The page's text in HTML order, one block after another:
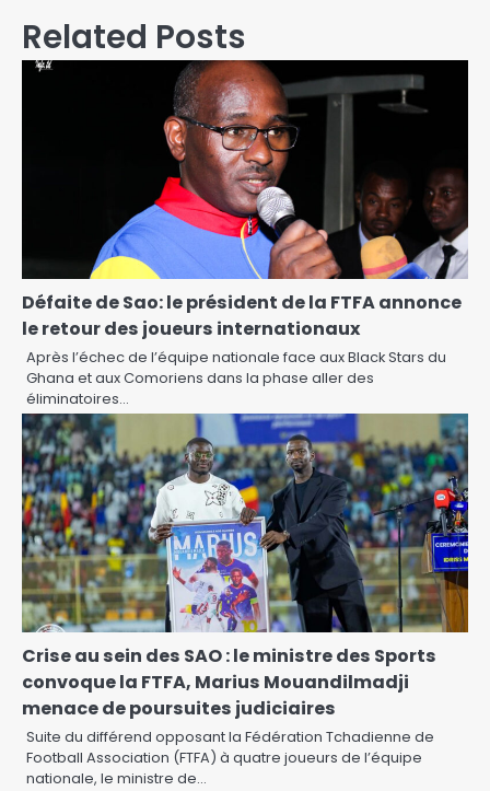
Related Posts
Défaite de Sao: le président de la FTFA annonce
le retour des joueurs internationaux
Après l’échec de l’équipe nationale face aux Black Stars du
Ghana et aux Comoriens dans la phase aller des
éliminatoires…
Crise au sein des SAO : le ministre des Sports
convoque la FTFA, Marius Mouandilmadji
menace de poursuites judiciaires‎‎
Suite du différend opposant la Fédération Tchadienne de
Football Association (FTFA) à quatre joueurs de l’équipe
nationale, le ministre de…